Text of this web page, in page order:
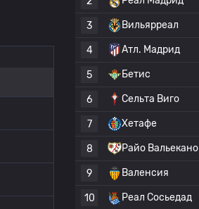
3 Вильярреал
4 Атл. Мадрид
5 Бетис
6 Сельта Виго
7 Хетафе
8 Райо Вальекано
9 Валенсия
10 Реал Сосьедад